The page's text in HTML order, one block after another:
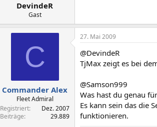
DevindeR
Gast
C
Commander Alex
Fleet Admiral
Registriert
Dez. 2007
Beiträge
29.889
27. Mai 2009
@DevindeR
TjMax zeigt es bei
@Samson999
Was hast du genau
Es kann sein das die
funktionieren.